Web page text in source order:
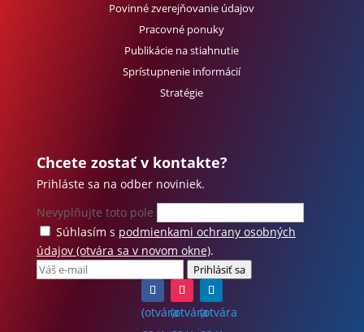
Povinné zverejňovanie údajov
Pracovné ponuky
Publikácie na stiahnutie
Sprístupnenie informácií
Stratégie
Chcete zostať v kontakte?
Prihláste sa na odber noviniek.
Nevyplňujte toto pole
Súhlasím s podmienkami ochrany osobných
údajov(otvára sa v novom okne).
Prihlásiť sa
(otvára(otvára(otvára